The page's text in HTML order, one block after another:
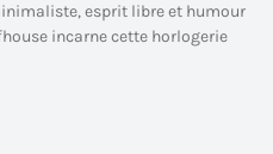
esprit libre et humour
incarne cette horlogerie